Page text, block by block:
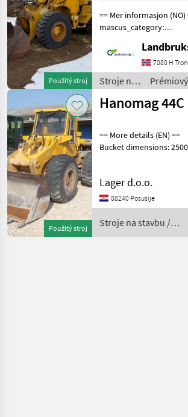
Volvo
Zobrazit
všech
49
MARKETPLACE
Marketplace
Nabídky
prodejců
Inzeráty
Použitý stroj
== Mer informasjon (NO)
mascus_category:
provide reference
upon request: 7958 See
en.landbrukssalg.no/
for more images
7080 H
Stroje na
stavbu /
Hanomag
Použitý stroj
Hanomag 44C
== More details (EN) ==
Bucket dimensions: 2500
Čelný nakladač
Lager d.o.o.
88240 Posusije
Stroje na stavbu /
Hanomag